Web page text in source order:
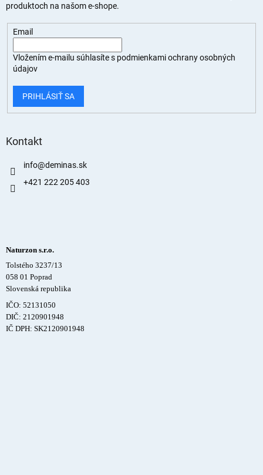
produktoch na našom e-shope.
Email
Vložením e-mailu súhlasíte s podmienkami ochrany osobných
údajov
PRIHLÁSIŤ SA
Kontakt
info@deminas.sk
+421 222 205 403
Naturzon s.r.o.
Tolstého 3237/13
058 01 Poprad
Slovenská republika
IČO: 52131050
DIČ: 2120901948
IČ DPH: SK2120901948